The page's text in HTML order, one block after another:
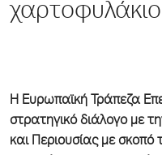
Η Ευρωπαϊκή Τράπεζα
στρατηγικό διάλογο με
και Περιουσίας με σκοπό